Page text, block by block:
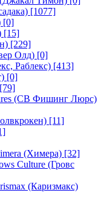
[1077]
[0]
[15]
[229]
Олд) [0]
Раблекс) [413]
[0]
[79]
(СВ Фишинг Люрс)
[11]
(Химера) [32]
Culture (Гровс
(Каризмакс)